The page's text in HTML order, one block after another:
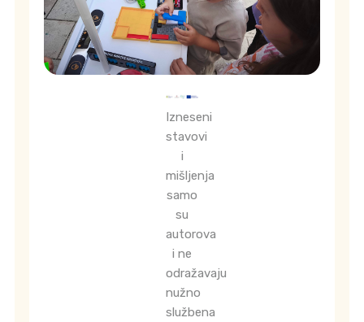
Izneseni
stavovi
i
mišljenja
samo
su
autorova
i ne
odražavaju
nužno
službena